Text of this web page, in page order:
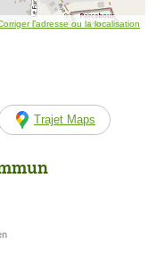
l’adresse ou la localisation
Trajet Maps